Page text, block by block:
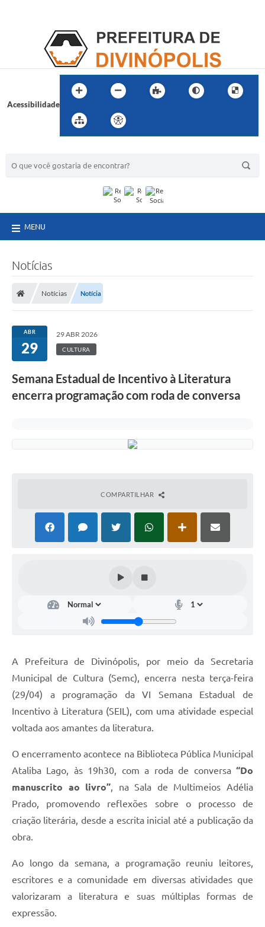
Acessibilidade
MENU
Notícias
Notícias Notícia
ABR
29
29 ABR 2026
CULTURA
Semana Estadual de Incentivo à Literatura
encerra programação com roda de conversa
COMPARTILHAR
A Prefeitura de Divinópolis, por meio da Secretaria
Municipal de Cultura (Semc), encerra nesta terça-feira
(29/04) a programação da VI Semana Estadual de
Incentivo à Literatura (SEIL), com uma atividade especial
voltada aos amantes da literatura.
O encerramento acontece na Biblioteca Pública Municipal
Ataliba Lago, às 19h30, com a roda de conversa “Do
manuscrito ao livro”, na Sala de Multimeios Adélia
Prado, promovendo reflexões sobre o processo de
criação literária, desde a escrita inicial até a publicação da
obra.
Ao longo da semana, a programação reuniu leitores,
escritores e a comunidade em diversas atividades que
valorizaram a literatura e suas múltiplas formas de
expressão.